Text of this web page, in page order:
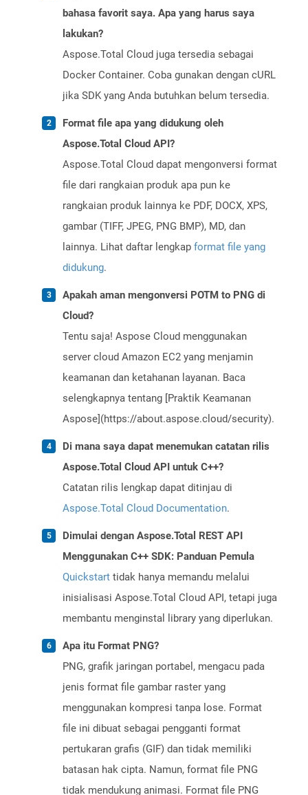
bahasa favorit saya. Apa yang harus saya
lakukan?
Aspose.Total Cloud juga tersedia sebagai
Docker Container. Coba gunakan dengan cURL
jika SDK yang Anda butuhkan belum tersedia.
Format file apa yang didukung oleh
Aspose.Total Cloud API?
Aspose.Total Cloud dapat mengonversi format
file dari rangkaian produk apa pun ke
rangkaian produk lainnya ke PDF, DOCX, XPS,
gambar (TIFF, JPEG, PNG BMP), MD, dan
lainnya. Lihat daftar lengkap format file yang
didukung.
Apakah aman mengonversi POTM to PNG di
Cloud?
Tentu saja! Aspose Cloud menggunakan
server cloud Amazon EC2 yang menjamin
keamanan dan ketahanan layanan. Baca
selengkapnya tentang [Praktik Keamanan
Aspose](https://about.aspose.cloud/security).
Di mana saya dapat menemukan catatan rilis
Aspose.Total Cloud API untuk C++?
Catatan rilis lengkap dapat ditinjau di
Aspose.Total Cloud Documentation.
Dimulai dengan Aspose.Total REST API
Menggunakan C++ SDK: Panduan Pemula
Quickstart tidak hanya memandu melalui
inisialisasi Aspose.Total Cloud API, tetapi juga
membantu menginstal library yang diperlukan.
Apa itu Format PNG?
PNG, grafik jaringan portabel, mengacu pada
jenis format file gambar raster yang
menggunakan kompresi tanpa lose. Format
file ini dibuat sebagai pengganti format
pertukaran grafis (GIF) dan tidak memiliki
batasan hak cipta. Namun, format file PNG
tidak mendukung animasi. Format file PNG